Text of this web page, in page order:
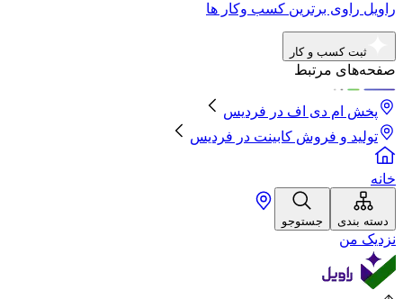
راویل راوی برترین کسب وکار ها
ثبت کسب و کار
صفحه‌های مرتبط
پخش ام دی اف در فردیس
تولید و فروش کابینت در فردیس
خانه
دسته بندی جستوجو
نزدیک من